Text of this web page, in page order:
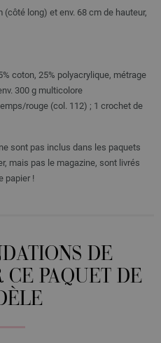
long) et env. 68 cm de hauteur,
coton, 25% polyacrylique, métrage
300 g multicolore
rouge (col. 112) ; 1 crochet de
sont pas inclus dans les paquets
mais pas le magazine, sont livrés
papier !
DE
CE PAQUET DE